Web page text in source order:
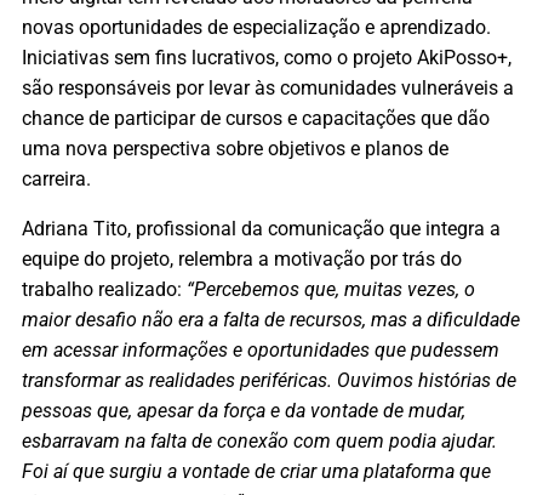
novas oportunidades de especialização e aprendizado.
Iniciativas sem fins lucrativos, como o projeto AkiPosso+,
são responsáveis por levar às comunidades vulneráveis a
chance de participar de cursos e capacitações que dão
uma nova perspectiva sobre objetivos e planos de
carreira.
Adriana Tito, profissional da comunicação que integra a
equipe do projeto, relembra a motivação por trás do
trabalho realizado: “Percebemos que, muitas vezes, o
maior desafio não era a falta de recursos, mas a dificuldade
em acessar informações e oportunidades que pudessem
transformar as realidades periféricas. Ouvimos histórias de
pessoas que, apesar da força e da vontade de mudar,
esbarravam na falta de conexão com quem podia ajudar.
Foi aí que surgiu a vontade de criar uma plataforma que